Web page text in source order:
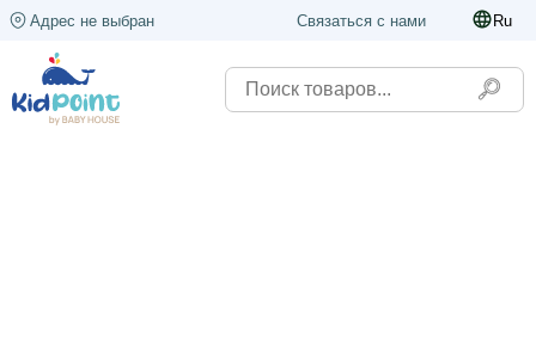
Адрес не выбран Связаться с нами Ru